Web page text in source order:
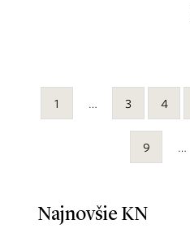
1 … 3 4
9 …
Najnovšie KN